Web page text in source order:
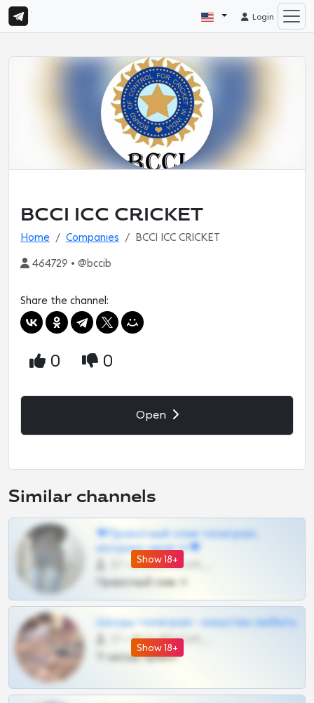
Login
BCCI ICC CRICKET
Home Companies BCCI ICC CRICKET
464729 • @bccib
Share the channel:
0 0
Open
Similar channels
Show 18+
❤Приватный слив телеграм,
шкодных шкур тг❤
57 •
Приватный слив тг
Show 18+
Шкоды телеграм - искуство любить
Тг шкоды приват